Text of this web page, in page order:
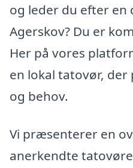
og leder du efter
Agerskov? Du er
Her på vores
en lokal tatovør, der
og behov.
Vi præsenterer en
anerkendte